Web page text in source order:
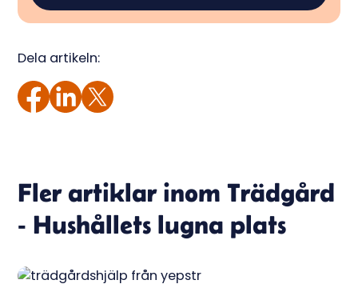
Dela artikeln:
Fler artiklar inomTrädgård
- Hushållets lugna plats